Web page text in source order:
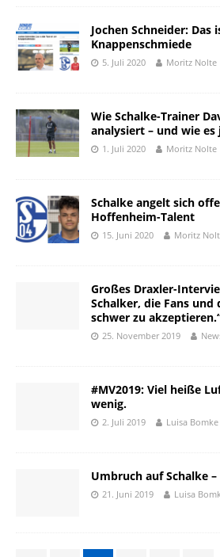
Jochen Schneider:
Knappenschmiede
5. Juli 2020 Moritz Nolte
Wie Schalke-Trainer
analysiert – und wie
1. Juli 2020 Moritz Nolte
Schalke angelt sich
Hoffenheim-Talent
15. Juni 2020 Moritz
Großes Draxler-
Schalker, die Fans und
schwer zu
25. November 2019
#MV2019: Viel heiße
wenig.
2. Juli 2019 Luisa Bomke
Umbruch auf Schalke
21. Juni 2019 Luisa